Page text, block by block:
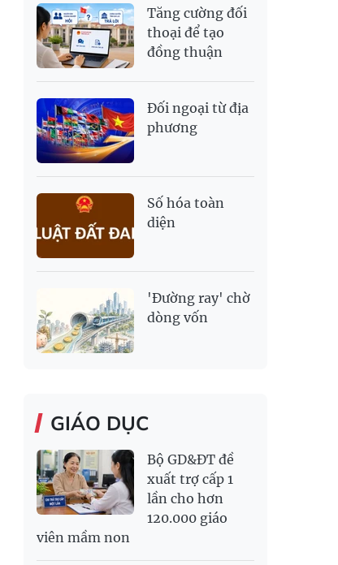
Tăng cường đối
thoại để tạo
đồng thuận
Đối ngoại từ địa
phương
Số hóa toàn
diện
'Đường ray' chờ
dòng vốn
GIÁO DỤC
Bộ GD&ĐT đề
xuất trợ cấp 1
lần cho hơn
120.000 giáo
viên mầm non